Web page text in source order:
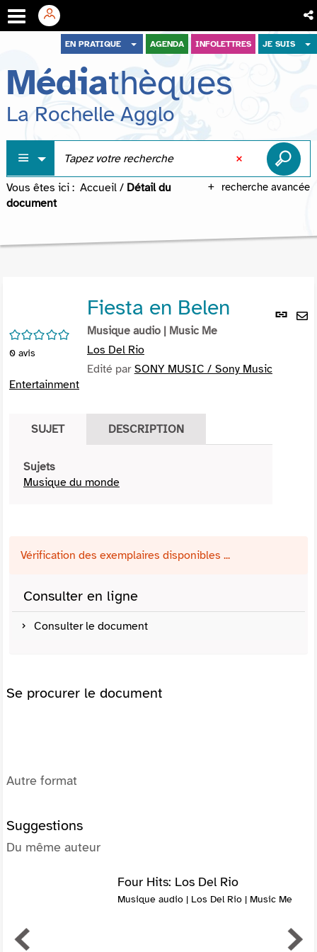
menu
contenu
recherche
EN PRATIQUE AGENDA INFOLETTRES JE SUIS
Médiathèques
La Rochelle Agglo
recherche avancée
Vous êtes ici : Accueil / Détail du
document
Lien
/5
0 avis
Fiesta en Belen
Musique audio | Music Me
Los Del Rio
Edité par SONY MUSIC / Sony Music
Entertainment
SUJET DESCRIPTION
Sujets
Musique du monde
Vérification des exemplaires disponibles ...
Consulter en ligne
Consulter le document
Se procurer le document
Autre format
Suggestions
Du même auteur
Four Hits: Los Del Rio
Musique audio | Los Del Rio | Music Me